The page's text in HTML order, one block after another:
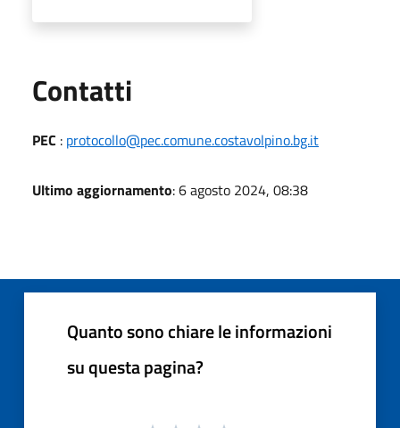
Contatti
PEC : protocollo@pec.comune.costavolpino.bg.it
Ultimo aggiornamento: 6 agosto 2024, 08:38
Quanto sono chiare le informazioni
su questa pagina?